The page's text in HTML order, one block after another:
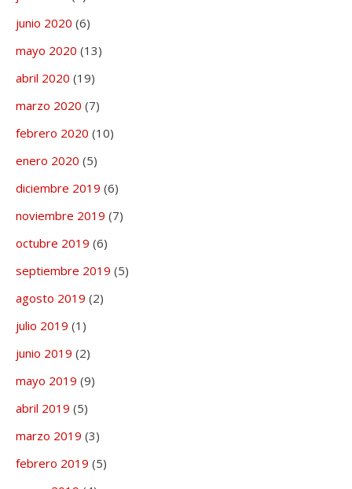
junio 2020 (6)
mayo 2020 (13)
abril 2020 (19)
marzo 2020 (7)
febrero 2020 (10)
enero 2020 (5)
diciembre 2019 (6)
noviembre 2019 (7)
octubre 2019 (6)
septiembre 2019 (5)
agosto 2019 (2)
julio 2019 (1)
junio 2019 (2)
mayo 2019 (9)
abril 2019 (5)
marzo 2019 (3)
febrero 2019 (5)